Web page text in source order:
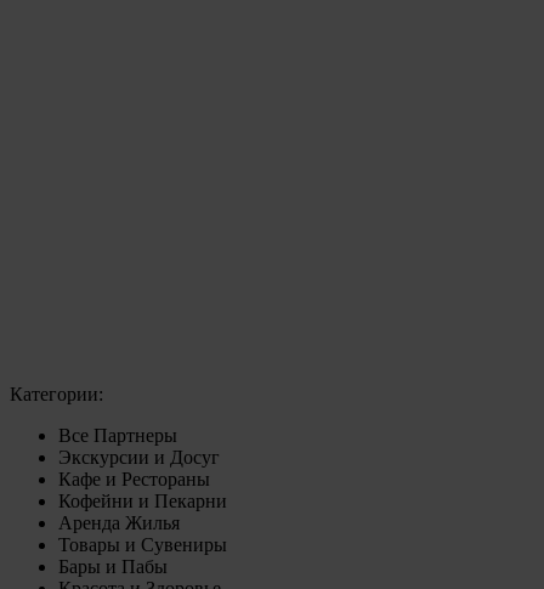
Категории:
Все Партнеры
Экскурсии и Досуг
Кафе и Рестораны
Кофейни и Пекарни
Аренда Жилья
Товары и Сувениры
Бары и Пабы